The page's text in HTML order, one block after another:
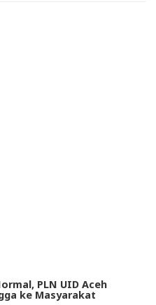
PLN UID Aceh
ke Masyarakat